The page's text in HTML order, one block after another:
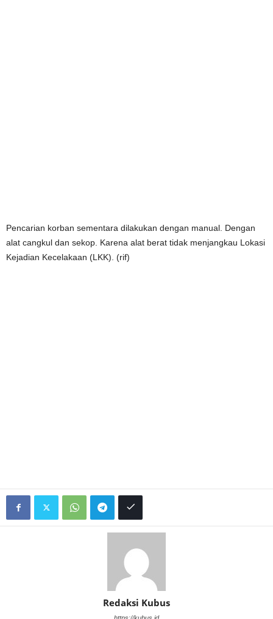
Pencarian korban sementara dilakukan dengan manual. Dengan
alat cangkul dan sekop. Karena alat berat tidak menjangkau Lokasi
Kejadian Kecelakaan (LKK). (rif)
Redaksi Kubus